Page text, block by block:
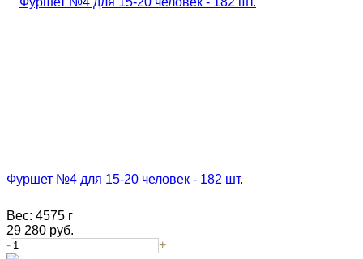
Фуршет №4 для 15-20 человек - 182 шт.
Вес: 4575 г
29 280 руб.
-
+